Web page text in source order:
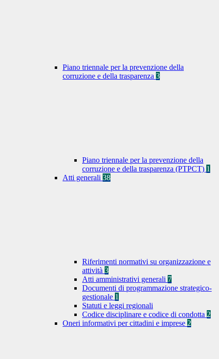
Piano triennale per la prevenzione della
corruzione e della trasparenza 3
Piano triennale per la prevenzione della
corruzione e della trasparenza (PTPCT) 1
Atti generali 38
Riferimenti normativi su organizzazione e
attività 3
Atti amministrativi generali 7
Documenti di programmazione strategico-
gestionale 1
Statuti e leggi regionali
Codice disciplinare e codice di condotta 2
Oneri informativi per cittadini e imprese 2